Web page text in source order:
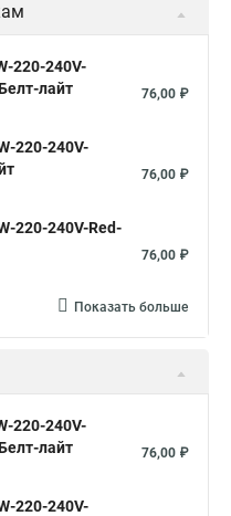
220-240V-
лайт
76,00 ₽
220-240V-
76,00 ₽
220-240V-Red-
76,00 ₽
Показать больше
220-240V-
лайт
76,00 ₽
220-240V-